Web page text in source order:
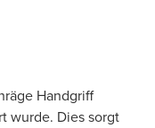
Handgriff
wurde. Dies sorgt